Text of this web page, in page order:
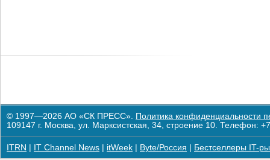
© 1997—2026 АО «СК ПРЕСС». Политика конфиденциальности
109147 г. Москва, ул. Марксистская, 34, строение 10. Телефон:
ITRN IT Channel News itWeek Byte/Россия Бестселлеры IT-